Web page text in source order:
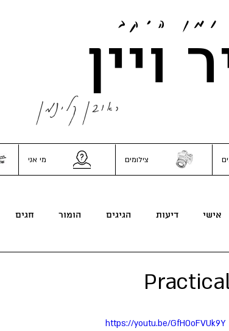
ומן היקב
ויין
ראובן קלינמן
צילומים מי אני
אישי דיעות הגיגים הומור חגים
https://youtu.be/GfHOoFVUk9Y